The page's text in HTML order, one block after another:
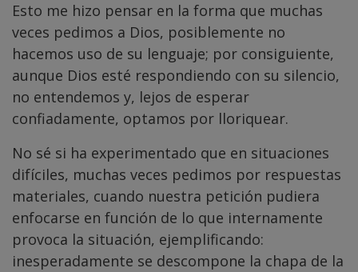
Esto me hizo pensar en la forma que muchas
veces pedimos a Dios, posiblemente no
hacemos uso de su lenguaje; por consiguiente,
aunque Dios esté respondiendo con su silencio,
no entendemos y, lejos de esperar
confiadamente, optamos por lloriquear.
No sé si ha experimentado que en situaciones
difíciles, muchas veces pedimos por respuestas
materiales, cuando nuestra petición pudiera
enfocarse en función de lo que internamente
provoca la situación, ejemplificando:
inesperadamente se descompone la chapa de la